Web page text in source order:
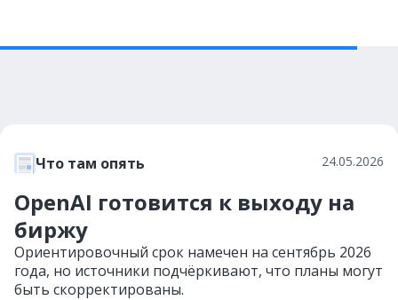
Что там опять 24.05.2026
OpenAI готовится к выходу на
биржу
Ориентировочный срок намечен на сентябрь 2026
года, но источники подчёркивают, что планы могут
быть скорректированы.